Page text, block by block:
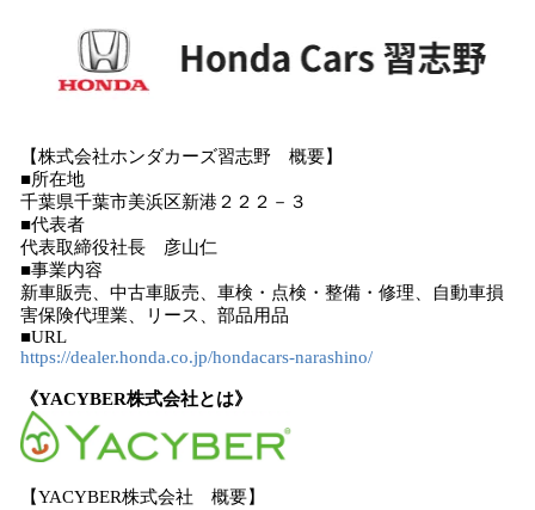
【株式会社ホンダカーズ習志野 概要】
■所在地
千葉県千葉市美浜区新港２２２－３
■代表者
代表取締役社長 彦山仁
■事業内容
新車販売、中古車販売、車検・点検・整備・修理、自動車損
害保険代理業、リース、部品用品
■URL
https://dealer.honda.co.jp/hondacars-narashino/
《YACYBER株式会社とは》
【YACYBER株式会社 概要】